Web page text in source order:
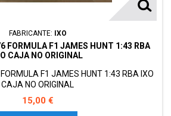
FABRICANTE: IXO
FORMULA F1 JAMES HUNT 1:43 RBA
CAJA NO ORIGINAL
F1 JAMES HUNT 1:43 RBA IXO
CAJA NO ORIGINAL
15,00 €